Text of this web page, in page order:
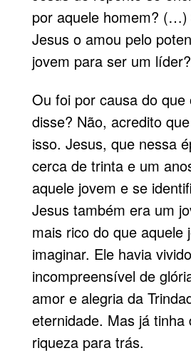
por aquele homem? (…)
Jesus o amou pelo
jovem para ser um líder?
Ou foi por causa do que
disse? Não, acredito
isso. Jesus, que nessa
cerca de trinta e um
aquele jovem e se
Jesus também era um
mais rico do que aquele
imaginar. Ele havia
incompreensível de
amor e alegria da
eternidade. Mas já tinha
riqueza para trás.